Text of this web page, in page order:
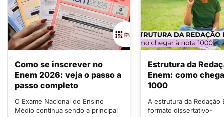
Como se inscrever no
Enem 2026: veja o passo a
passo completo
O Exame Nacional do Ensino
Médio continua sendo a principal
Estrutura da
Enem: como
1000
A estrutura da Redação
formato dissertativo-